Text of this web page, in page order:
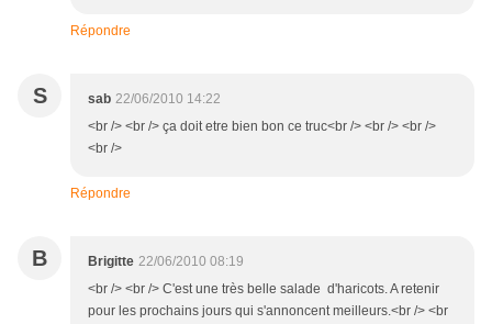
Répondre
S sab 22/06/2010 14:22
<br /> <br /> ça doit etre bien bon ce truc<br /> <br /> <br />
<br />
Répondre
B Brigitte 22/06/2010 08:19
<br /> <br /> C'est une très belle salade d'haricots. A retenir
pour les prochains jours qui s'annoncent meilleurs.<br /> <br